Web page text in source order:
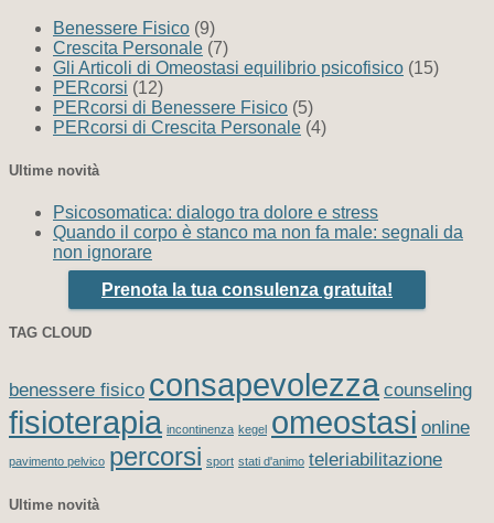
Benessere Fisico (9)
Crescita Personale (7)
Gli Articoli di Omeostasi equilibrio psicofisico (15)
PERcorsi (12)
PERcorsi di Benessere Fisico (5)
PERcorsi di Crescita Personale (4)
Ultime novità
Psicosomatica: dialogo tra dolore e stress
Quando il corpo è stanco ma non fa male: segnali da
non ignorare
Prenota la tua consulenza gratuita!
TAG CLOUD
benessere fisico consapevolezza counseling
fisioterapia incontinenza kegel omeostasi online
pavimento pelvico percorsi sport stati d'animo teleriabilitazione
Ultime novità